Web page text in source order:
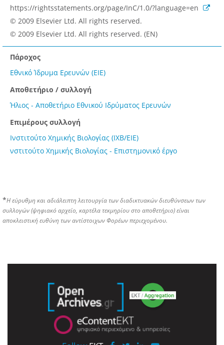
https://rightsstatements.org/page/InC/1.0/?language=en
© 2009 Elsevier Ltd. All rights reserved.
© 2009 Elsevier Ltd. All rights reserved. (EN)
Πάροχος
Εθνικό Ίδρυμα Ερευνών (ΕΙΕ)
Αποθετήριο / συλλογή
Ήλιος - Αποθετήριο Εθνικού Ιδρύματος Ερευνών
Επιμέρους συλλογή
Ινστιτούτο Χημικής Βιολογίας (ΙΧΒ/ΕΙΕ)
νστιτούτο Χημικής Βιολογίας - Επιστημονικό έργο
*Η εύρυθμη και αδιάλειπτη λειτουργία των διαδικτυακών διευθύνσεων των
συλλογών (ψηφιακό αρχείο, καρτέλα τεκμηρίου στο αποθετήριο) είναι
αποκλειστική ευθύνη των αντίστοιχων Φορέων περιεχομένου.